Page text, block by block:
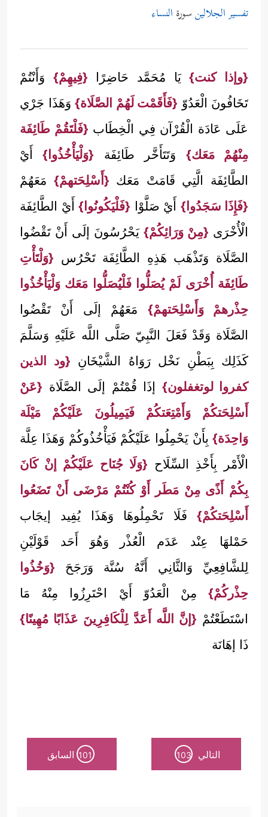
تفسير الجلالينسورة النساء
{وإذا كنت}يَا مُحَمَّد حَاضِرًا {فِيهِمْ} وَأَنْتُمْ
تَخَافُونَ الْعَدُوّ {فَأَقَمْت لَهُمْ الصَّلَاة} وَهَذَا جَرْي
عَلَى عَادَة الْقُرْآن فِي الْخِطَاب {فَلْتَقُمْ طَائِفَة
مِنْهُمْ مَعَك} وَتَتَأَخَّر طَائِفَة {وَلْيَأْخُذُوا}أَيْ
الطَّائِفَة الَّتِي قَامَتْ مَعَك {أَسْلِحَتهمْ} مَعَهُمْ
{فَإِذَا سَجَدُوا} أَيْ صَلَّوْا {فَلْيَكُونُوا} أَيْ الطَّائِفَة
الْأُخْرَى {مِنْ وَرَائِكُمْ} يَحْرُسُونَ إلَى أَنْ تَقْضُوا
الصَّلَاة وَتَذْهَب هَذِهِ الطَّائِفَة تَحْرُس {وَلْتَأْتِ
طَائِفَة أُخْرَى لَمْ يُصَلُّوا فَلْيُصَلُّوا مَعَك وَلْيَأْخُذُوا
حِذْرهمْ وَأَسْلِحَتهمْ} مَعَهُمْ إلَى أَنْ تَقْضُوا
الصَّلَاة وَقَدْ فَعَلَ النَّبِيّ صَلَّى اللَّه عَلَيْهِ وَسَلَّمَ
كَذَلِك بِبَطْنِ نَخْل رَوَاهُ الشَّيْخَانِ {ود الذين
كفروا لوتغفلون} إذَا قُمْتُمْ إلَى الصَّلَاة {عَنْ
أَسْلِحَتكُمْ وَأَمْتِعَتكُمْ فَيَمِيلُونَ عَلَيْكُمْ مَيْلَة
وَاحِدَة} بِأَنْ يَحْمِلُوا عَلَيْكُمْ فَيَأْخُذُوكُمْ وَهَذَا عِلَّة
الْأَمْر بِأَخْذِ السِّلَاح {وَلَا جُنَاح عَلَيْكُمْ إنْ كَانَ
بِكُمْ أَذًى مِنْ مَطَر أَوْ كُنْتُمْ مَرْضَى أَنْ تَضَعُوا
أَسْلِحَتكُمْ} فَلَا تَحْمِلُوهَا وَهَذَا يُفِيد إيجَاب
حَمْلهَا عِنْد عَدَم الْعُذْر وَهُوَ أَحَد قَوْلَيْنِ
لِلشَّافِعِيِّ وَالثَّانِي أَنَّهُ سُنَّة وَرَجَحَ {وَخُذُوا
حِذْركُمْ} مِنْ الْعَدُوّ أَيْ احْتَرِزُوا مِنْهُ مَا
اسْتَطَعْتُمْ {إنَّ اللَّه أَعَدَّ لِلْكَافِرِينَ عَذَابًا مُهِينًا}
ذَا إهَانَة
التالي 103
101 السابق